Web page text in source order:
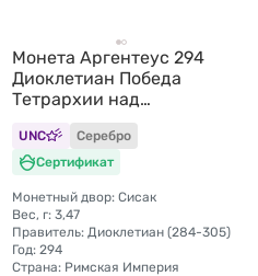
Монета Аргентеус 294
Диоклетиан Победа
Тетрархии над
сарматами Сисак
Римская Империя
UNC
Серебро
Сертификат
Монетный двор: Сисак
Вес, г: 3,47
Правитель: Диоклетиан (284-305)
Год: 294
Страна: Римская Империя